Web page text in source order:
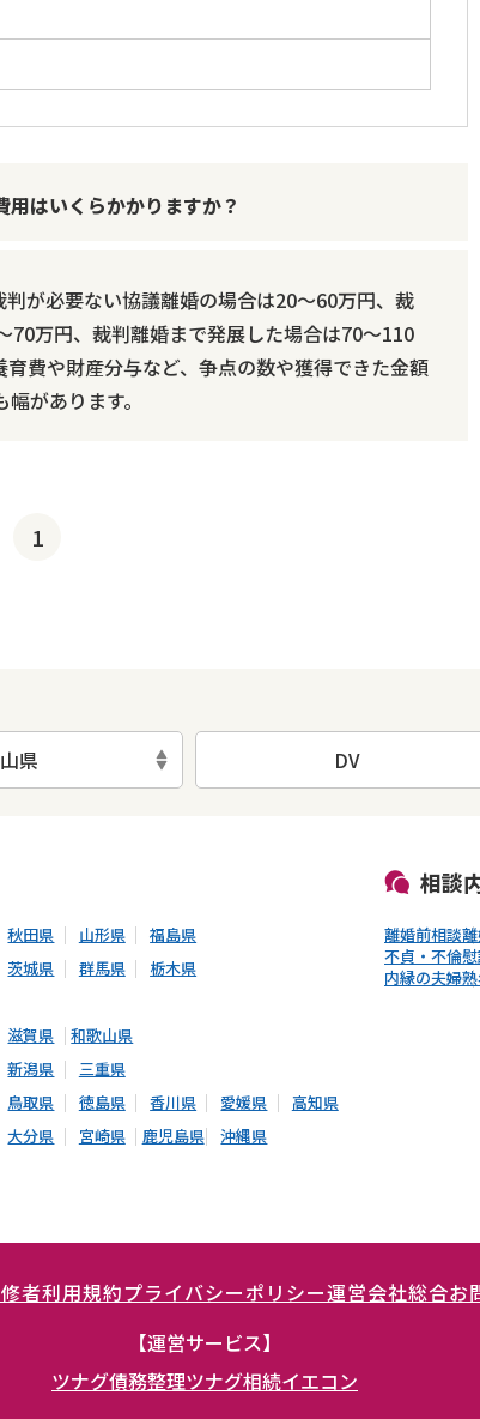
はいくらかかりますか？
が必要ない協議離婚の場合は20～60万円、裁
70万円、裁判離婚まで発展した場合は70～110
費や財産分与など、争点の数や獲得できた金額
があります。
1
県 DV
秋田県 山形県
福島県
茨城県 群馬県
栃木県
滋賀県
和歌山県
新潟県
三重県
鳥取県 徳島県 香川県 愛媛県
高知県
大分県 宮崎県 鹿児島県 沖縄県
相談
離婚前相談
不貞・不倫
内縁の夫婦
者利用規約プライバシーポリシー運営会社総合お
【運営サービス】
ツナグ債務整理ツナグ相続イエコン